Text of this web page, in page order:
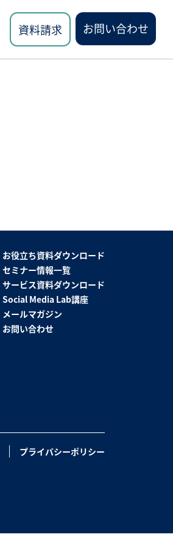
資料請求 お問い合わせ
お役立ち資料ダウンロード
セミナー情報一覧
サービス資料ダウンロード
Social Media Lab講座
メールマガジン
お問い合わせ
プライバシーポリシー